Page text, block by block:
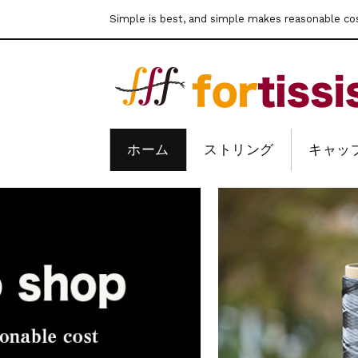
Simple is best, and simple makes reasonable
ホーム ストリング キャッ